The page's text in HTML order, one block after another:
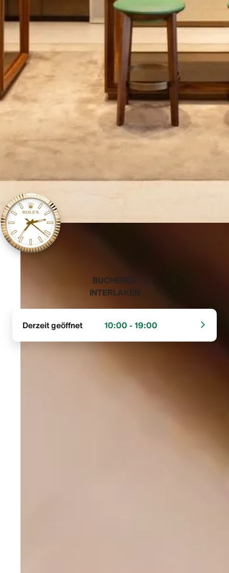
‭BUCHERER
INTERLAKEN‬
Derzeit geöffnet 10:00 - 19:00